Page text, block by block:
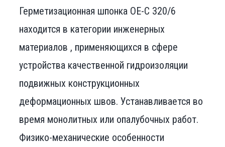
Герметизационная шпонка ОЕ-С 320/6
находится в категории инженерных
материалов , применяющихся в сфере
устройства качественной гидроизоляции
подвижных конструкционных
деформационных швов. Устанавливается во
время монолитных или опалубочных работ.
Физико-механические особенности